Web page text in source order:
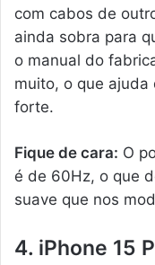
com cabos de
ainda sobra para
o manual do
muito, o que ajuda
forte.
Fique de cara: O
é de 60Hz, o que
suave que nos
4. iPhone 15